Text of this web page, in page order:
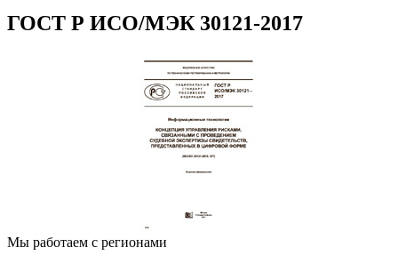
ГОСТ Р ИСО/МЭК 30121-2017
Мы работаем с регионами